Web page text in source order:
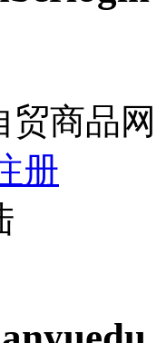
贸商品网
册